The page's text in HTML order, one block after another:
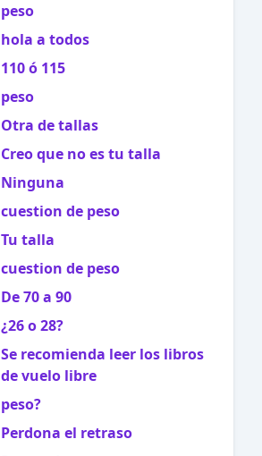
peso
hola a todos
110 ó 115
peso
Otra de tallas
Creo que no es tu talla
Ninguna
cuestion de peso
Tu talla
cuestion de peso
De 70 a 90
¿26 o 28?
Se recomienda leer los libros
de vuelo libre
peso?
Perdona el retraso